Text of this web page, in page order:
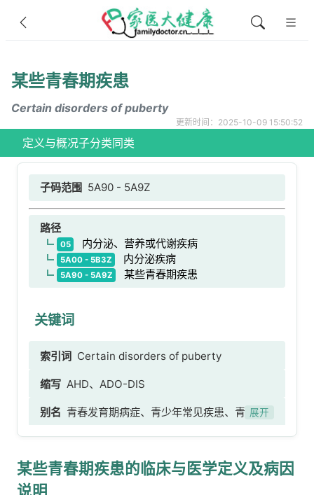
某些青春期疾患
Certain disorders of puberty
更新时间：2025-10-09 15:50:52
定义与概况子分类同类
子码范围 5A90 - 5A9Z
路径
05 内分泌、营养或代谢疾病
5A00 - 5B3Z 内分泌疾病
5A90 - 5A9Z 某些青春期疾患
关键词
索引词 Certain disorders of puberty
缩写 AHD、ADO-DIS
别名 青春发育期病症、青少年常见疾患、青春期
disorders、Puberty-associated-disorders、发
育期综合症、青少年健康问题
展开
某些青春期疾患的临床与医学定义及病因
说明